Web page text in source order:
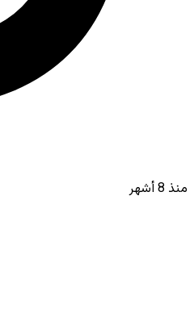
منذ 8 أشهر